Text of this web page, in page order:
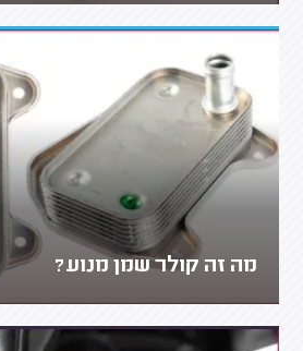
מה זה קולר שמן מנוע?